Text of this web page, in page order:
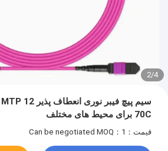
2/4
70C برای محیط های مختلف
قیمت：Can be negotiated MOQ：1